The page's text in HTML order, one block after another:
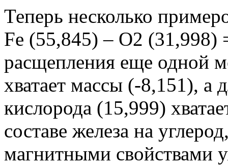
Теперь несколько
Fe (55,845) – O2 (31,998)
расщепления еще одной
хватает массы (-8,151), а
кислорода (15,999)
составе железа на
магнитными свойствами